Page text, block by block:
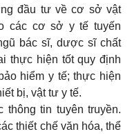
đầu tư về cơ sở vật
các cơ sở y tế tuyến
bác sĩ, dược sĩ chất
thực hiện tốt quy định
hiểm y tế; thực hiện
bị, vật tư y tế.
thông tin tuyên truyền.
thiết chế văn hóa, thể